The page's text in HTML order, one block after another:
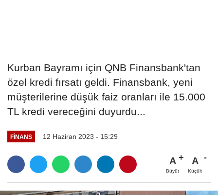
Kurban Bayramı için QNB Finansbank'tan
özel kredi fırsatı geldi. Finansbank, yeni
müşterilerine düşük faiz oranları ile 15.000
TL kredi vereceğini duyurdu...
FINANS 12 Haziran 2023 - 15:29
A
Büyüt
A
Küçült